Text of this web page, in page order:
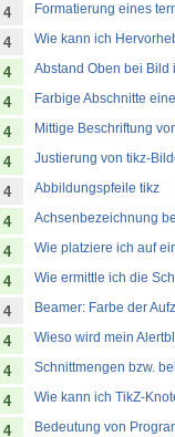
4 Formatierung eines
4 Wie kann ich
4 Abstand Oben bei Bild
4 Farbige Abschnitte
4 Mittige Beschriftung
4 Justierung von tikz-
4 Abbildungspfeile tikz
4 Achsenbezeichnung
4 Wie platziere ich auf
4 Wie ermittle ich die
4 Beamer: Farbe der
4 Wieso wird mein
4 Schnittmengen bzw.
4 Wie kann ich TikZ-
4 Bedeutung von